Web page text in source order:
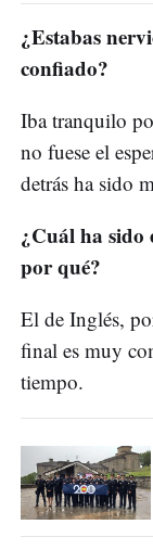
¿Estabas
confiado?
Iba tranquilo
no fuese el
detrás ha sido
¿Cuál ha sido
por qué?
El de Inglés,
final es muy
tiempo.